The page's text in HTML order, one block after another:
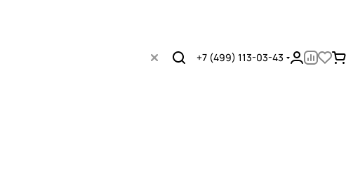
+7 (499) 113-03-43